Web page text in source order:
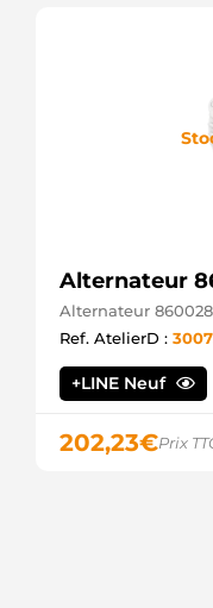
Alternateur
Alternateur
Ref. AtelierD :
+LINE Neuf
202,23€Prix